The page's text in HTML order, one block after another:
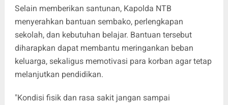
Selain memberikan santunan, Kapolda NTB
menyerahkan bantuan sembako, perlengkapan
sekolah, dan kebutuhan belajar. Bantuan tersebut
diharapkan dapat membantu meringankan beban
keluarga, sekaligus memotivasi para korban agar tetap
melanjutkan pendidikan.
"Kondisi fisik dan rasa sakit jangan sampai